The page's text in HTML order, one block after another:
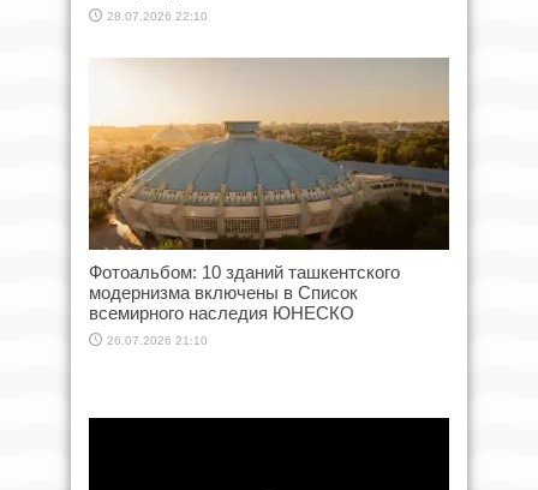
28.07.2026 22:10
Фотоальбом: 10 зданий ташкентского
модернизма включены в Список
всемирного наследия ЮНЕСКО
26.07.2026 21:10